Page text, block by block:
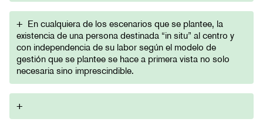
+ En cualquiera de los escenarios que se plantee, la
existencia de una persona destinada “in situ” al centro y
con independencia de su labor según el modelo de
gestión que se plantee se hace a primera vista no solo
necesaria sino imprescindible.
+